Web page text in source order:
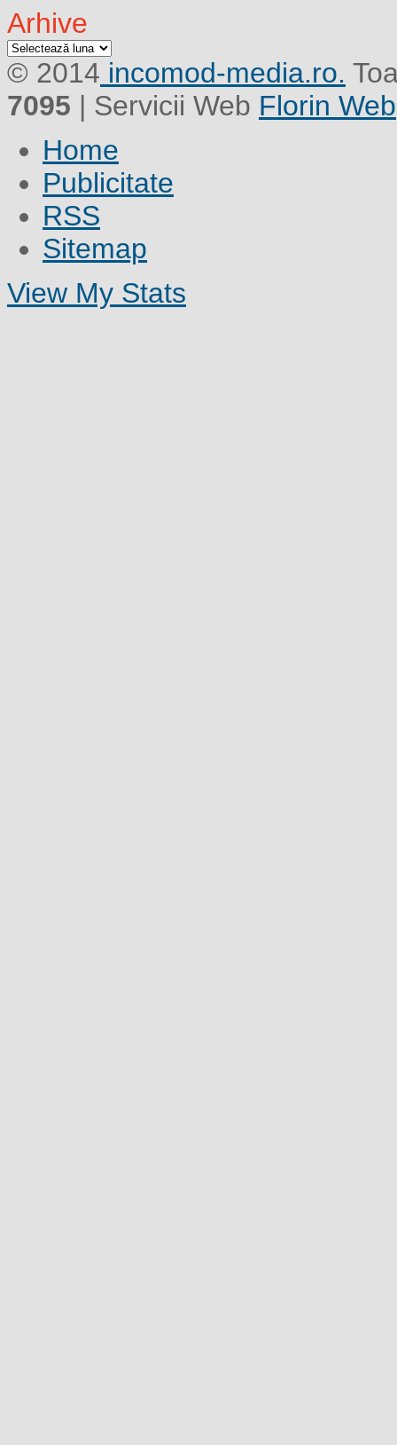
Arhive
Arhive
© 2014 incomod-media.ro.
7095 | Servicii Web Florin Web
Home
Publicitate
RSS
Sitemap
View My Stats